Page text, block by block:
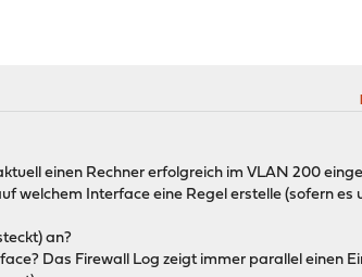
einen Rechner erfolgreich im VLAN 200
welchem Interface eine Regel erstelle (sofern
an?
Das Firewall Log zeigt immer parallel einen